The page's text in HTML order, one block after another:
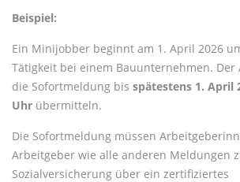
Beispiel:
Ein Minijobber beginnt am 1. April 2026
Tätigkeit bei einem Bauunternehmen. Der
die Sofortmeldung bis spätestens 1. April
Uhr übermitteln.
Die Sofortmeldung müssen
Arbeitgeber wie alle anderen Meldungen
Sozialversicherung über ein zertifiziertes